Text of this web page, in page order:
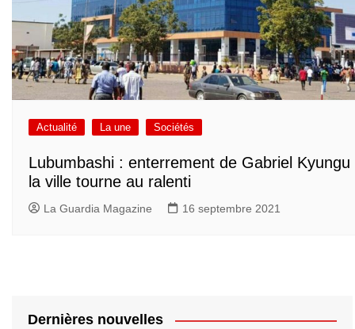
Actualité La une Sociétés
Lubumbashi : enterrement de Gabriel Kyungu
la ville tourne au ralenti
La Guardia Magazine 16 septembre 2021
Dernières nouvelles